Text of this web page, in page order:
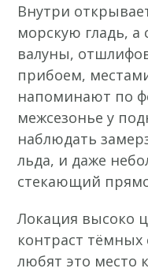
Внутри
морскую гладь, а
валуны,
прибоем,
напоминают по
межсезонье у
наблюдать
льда, и даже
стекающий
Локация высоко
контраст тёмных
любят это место